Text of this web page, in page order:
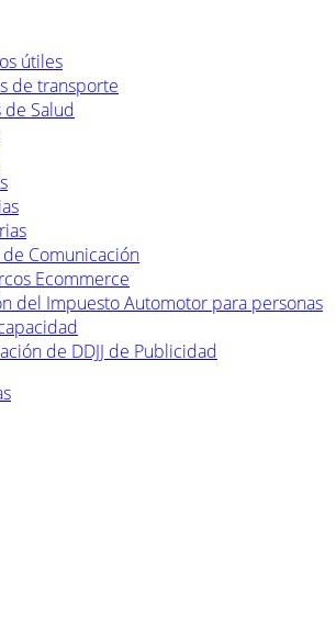
útiles
de transporte
de Salud
Comunicación
Ecommerce
del Impuesto Automotor para personas
de DDJJ de Publicidad